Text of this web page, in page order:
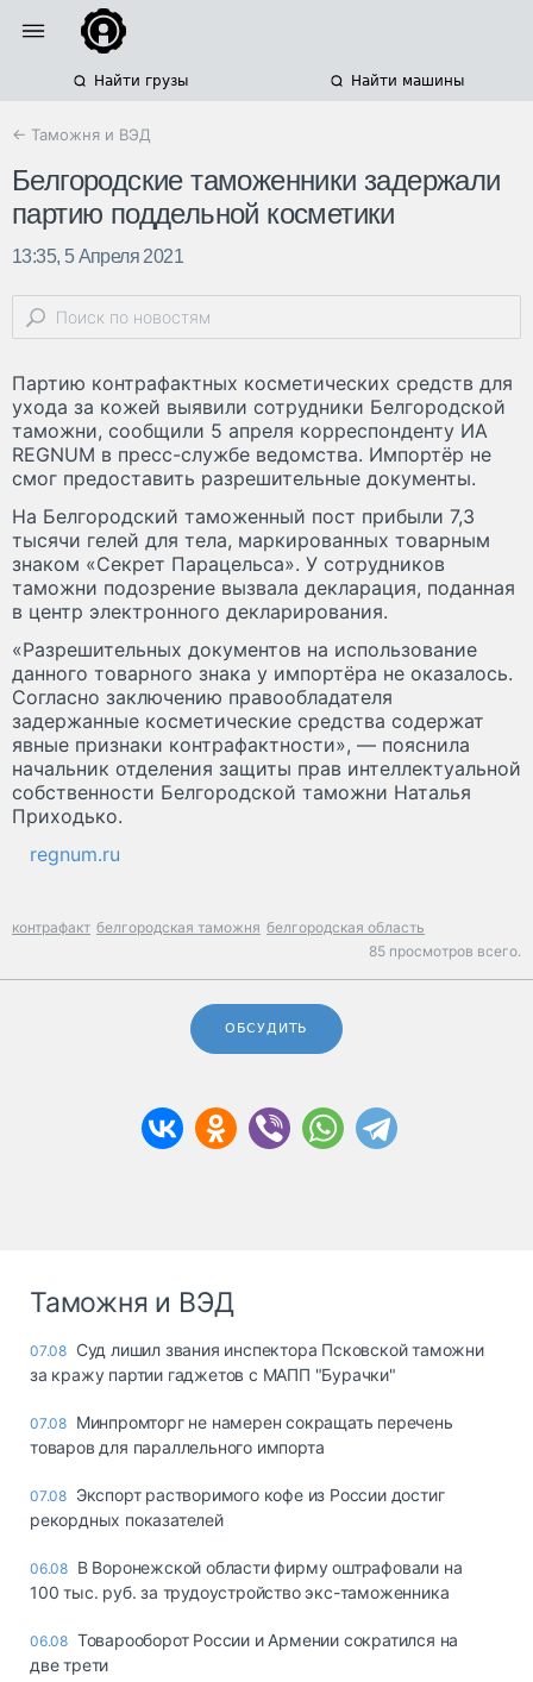
Найти грузы Найти машины
← Таможня и ВЭД
Белгородские таможенники задержали
партию поддельной косметики
13:35, 5 Апреля 2021
Партию контрафактных косметических средств для
ухода за кожей выявили сотрудники Белгородской
таможни, сообщили 5 апреля корреспонденту ИА
REGNUM в пресс-службе ведомства. Импортёр не
смог предоставить разрешительные документы.
На Белгородский таможенный пост прибыли 7,3
тысячи гелей для тела, маркированных товарным
знаком «Секрет Парацельса». У сотрудников
таможни подозрение вызвала декларация, поданная
в центр электронного декларирования.
«Разрешительных документов на использование
данного товарного знака у импортёра не оказалось.
Согласно заключению правообладателя
задержанные косметические средства содержат
явные признаки контрафактности», — пояснила
начальник отделения защиты прав интеллектуальной
собственности Белгородской таможни Наталья
Приходько.
regnum.ru
контрафакт белгородская таможня белгородская область
85 просмотров всего.
ОБСУДИТЬ
Таможня и ВЭД
07.08 Суд лишил звания инспектора Псковской таможни
за кражу партии гаджетов с МАПП "Бурачки"
07.08 Минпромторг не намерен сокращать перечень
товаров для параллельного импорта
07.08 Экспорт растворимого кофе из России достиг
рекордных показателей
06.08 В Воронежской области фирму оштрафовали на
100 тыс. руб. за трудоустройство экс-таможенника
06.08 Товарооборот России и Армении сократился на
две трети